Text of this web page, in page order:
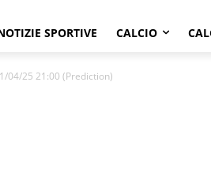
SPORTIVE CALCIO
04/25 21:00 (Prediction)